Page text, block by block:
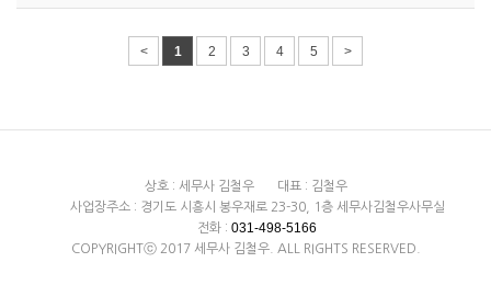
< 1 2 3 4 5 >
상호 : 세무사 김철우
대표 : 김철우
사업장주소 : 경기도 시흥시 봉우재로 23-30, 1층 세무사김철우사무실
전화 : 031-498-5166
COPYRIGHTⓒ 2017 세무사 김철우. ALL RIGHTS RESERVED.